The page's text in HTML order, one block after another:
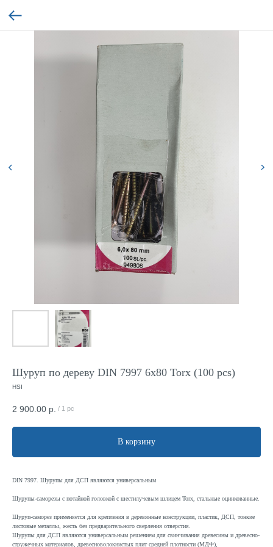
Шуруп по дереву DIN 7997 6x80 Torx (100 pcs)
HSI
2 900.00 р. / 1 pc
В корзину
DIN 7997. Шурупы для ДСП являются универсальным
Шурупы-саморезы с потайной головкой с шестилучевым шлицем Torx, стальные оцинкованные.
Шуруп-саморез применяется для крепления в деревянные конструкции, пластик, ДСП, тонкие
листовые металлы, жесть без предварительного сверления отверстия.
Шурупы для ДСП являются универсальным решением для свинчивания древесины и древесно-
стружечных материалов, древесноволокнистых плит средней плотности (МДФ),